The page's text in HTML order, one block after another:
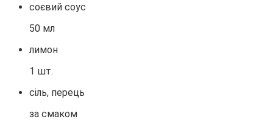
соєвий соус
50 мл
лимон
1 шт.
сіль, перець
за смаком